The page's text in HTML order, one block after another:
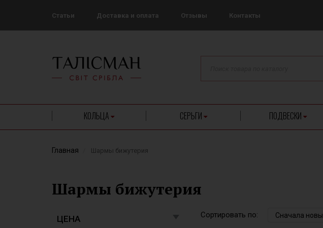
Статьи Доставка и оплата Отзывы Контакты
КОЛЬЦА СЕРЬГИ ПОДВЕСКИ
Главная Шармы бижутерия
Шармы бижутерия
ЦЕНА Сортировать по: Сначала